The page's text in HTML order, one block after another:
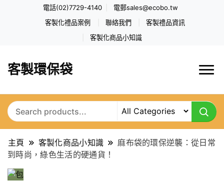
電話(02)7729-4140 電郵sales@ecobo.tw
客製化禮品案例 聯絡我們 客製禮品資訊
客製化商品小知識
客製環保袋
主頁 客製化商品小知識
麻布袋的環保逆襲：從日常
到時尚，綠色生活的硬通貨！